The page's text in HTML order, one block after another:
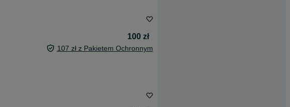
100 zł
107 zł z Pakietem Ochronnym